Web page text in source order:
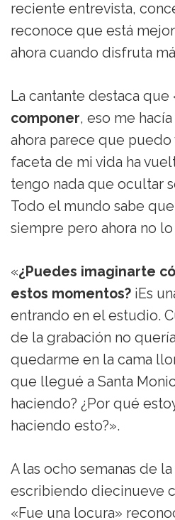
reciente entrevista,
reconoce que está
ahora cuando disfruta
La cantante destaca que
componer, eso me
ahora parece que puedo
faceta de mi vida ha
tengo nada que ocultar
Todo el mundo sabe
siempre pero ahora no
«¿Puedes imaginarte
estos momentos? ¡Es
entrando en el estudio.
de la grabación no
quedarme en la cama
que llegué a Santa
haciendo? ¿Por qué
haciendo esto?».
A las ocho semanas de
escribiendo diecinueve
«Fue una locura»